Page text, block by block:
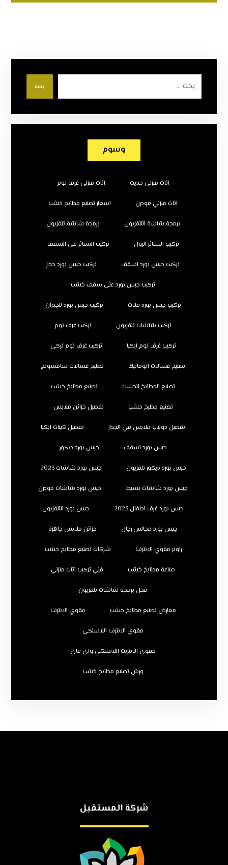
بحث
وسوم
اثاث منزلي حديث اثاث منزلي غرف نوم
اثاث منزلي مودرن اسعار تصنيع مطابخ خشب
برمجة شاشة التلفزيون برمجة شاشة تلفزيون
تركيب الستائر الرول تركيب الستائر في السقف
تركيب جبس بورد اسقف تركيب جبس بورد جدار
تركيب جبس بورد على سقف خشب
تركيب جبس بورد فلات تركيب جبس بورد للجدران
تركيب شاشات تلفزيون تركيب غرف نوم
تركيب غرف نوم ايكيا تركيب غرف نوم تركي
تصليح غسالات اتوماتيك تصليح غسالات سامسونج
تصنيع المطابخ الخشب تصنيع مطابخ خشب
تصنيع مطبخ خشب تفصيل خزائن ملابس
تفصيل دولاب ملابس في الجدار تفصيل كبتات ايكيا
جبس بورد اسقف جبس بورد ديكور
جبس بورد ديكور تلفزيون جبس بورد شاشات 2023
جبس بورد شاشات بسيط جبس بورد شاشات مودرن
جبس بورد غرف اطفال 2023 جبس بورد للتلفزيون
جبس بورد مجالس رجال خزائن ملابس جاهزة
راوتر مقوي الانترنت شركات تصنيع مطابخ خشب
صناعة مطابخ خشب فني تركيب اثاث منزلي
محل برمجة شاشات تلفزيون
معارض تصنيع مطابخ خشب مقوي الانترنت
مقوي الانترنت اللاسلكي
مقوي الانترنت اللاسلكي واي فاي
ورش تصنيع مطابخ خشب
شركة المستقبل